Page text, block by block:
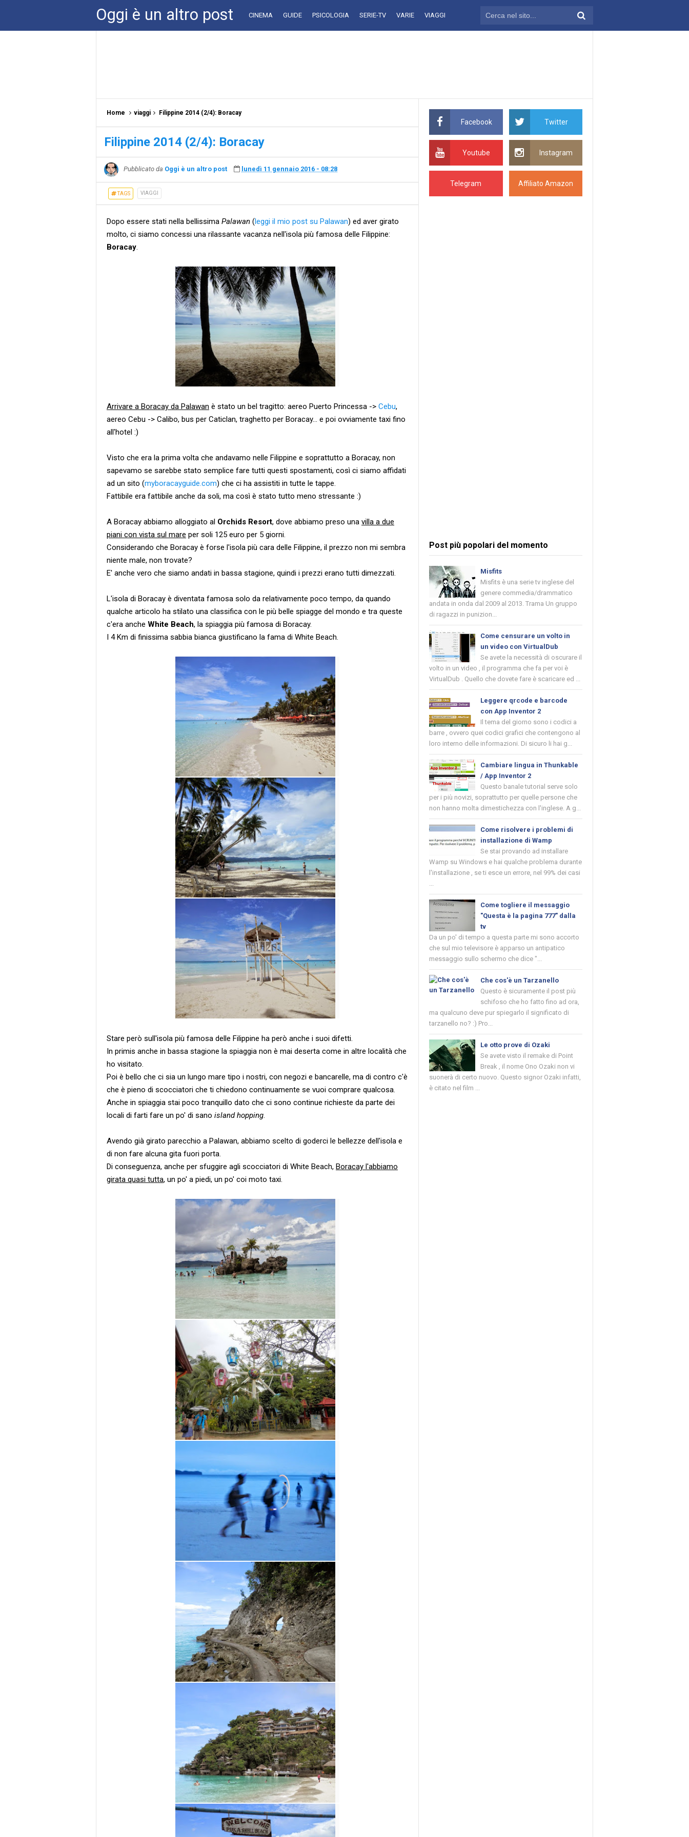
Oggi è un altro post CINEMA GUIDE PSICOLOGIA SERIE-TV VARIE VIAGGI
Home viaggi Filippine 2014 (2/4): Boracay
Filippine 2014 (2/4): Boracay
Pubblicato da Oggi è un altro post lunedì 11 gennaio 2016 - 08:28
TAGS VIAGGI
Dopo essere stati nella bellissima Palawan (leggi il mio post su Palawan) ed aver girato
molto, ci siamo concessi una rilassante vacanza nell'isola più famosa delle Filippine:
Boracay.
Arrivare a Boracay da Palawan è stato un bel tragitto: aereo Puerto Princessa -> Cebu,
aereo Cebu -> Calibo, bus per Caticlan, traghetto per Boracay... e poi ovviamente taxi fino
all'hotel :)
Visto che era la prima volta che andavamo nelle Filippine e soprattutto a Boracay, non
sapevamo se sarebbe stato semplice fare tutti questi spostamenti, così ci siamo affidati
ad un sito (myboracayguide.com) che ci ha assistiti in tutte le tappe.
Fattibile era fattibile anche da soli, ma così è stato tutto meno stressante :)
A Boracay abbiamo alloggiato al Orchids Resort, dove abbiamo preso una villa a due
piani con vista sul mare per soli 125 euro per 5 giorni.
Considerando che Boracay è forse l'isola più cara delle Filippine, il prezzo non mi sembra
niente male, non trovate?
E' anche vero che siamo andati in bassa stagione, quindi i prezzi erano tutti dimezzati.
L'isola di Boracay è diventata famosa solo da relativamente poco tempo, da quando
qualche articolo ha stilato una classifica con le più belle spiagge del mondo e tra queste
c'era anche White Beach, la spiaggia più famosa di Boracay.
I 4 Km di finissima sabbia bianca giustificano la fama di White Beach.
Stare però sull'isola più famosa delle Filippine ha però anche i suoi difetti.
In primis anche in bassa stagione la spiaggia non è mai deserta come in altre località che
ho visitato.
Poi è bello che ci sia un lungo mare tipo i nostri, con negozi e bancarelle, ma di contro c'è
che è pieno di scocciatori che ti chiedono continuamente se vuoi comprare qualcosa.
Anche in spiaggia stai poco tranquillo dato che ci sono continue richieste da parte dei
locali di farti fare un po' di sano island hopping.
Avendo già girato parecchio a Palawan, abbiamo scelto di goderci le bellezze dell'isola e
di non fare alcuna gita fuori porta.
Di conseguenza, anche per sfuggire agli scocciatori di White Beach, Boracay l'abbiamo
girata quasi tutta, un po' a piedi, un po' coi moto taxi.
Facebook Twitter
Youtube Instagram
Telegram Affiliato Amazon
Post più popolari del momento
Misfits
Misfits è una serie tv inglese del
genere commedia/drammatico
andata in onda dal 2009 al 2013. Trama Un gruppo
di ragazzi in punizion...
Come censurare un volto in
un video con VirtualDub
Se avete la necessità di oscurare il
volto in un video , il programma che fa per voi è
VirtualDub . Quello che dovete fare è scaricare ed ...
Leggere qrcode e barcode
con App Inventor 2
Il tema del giorno sono i codici a
barre , ovvero quei codici grafici che contengono al
loro interno delle informazioni. Di sicuro li hai g...
Cambiare lingua in Thunkable
/ App Inventor 2
Questo banale tutorial serve solo
per i più novizi, soprattutto per quelle persone che
non hanno molta dimestichezza con l'inglese. A g...
Come risolvere i problemi di
installazione di Wamp
Se stai provando ad installare
Wamp su Windows e hai qualche problema durante
l'installazione , se ti esce un errore, nel 99% dei casi
...
Come togliere il messaggio
"Questa è la pagina 777" dalla
tv
Da un po' di tempo a questa parte mi sono accorto
che sul mio televisore è apparso un antipatico
messaggio sullo schermo che dice "...
Che cos'è un Tarzanello
Questo è sicuramente il post più
schifoso che ho fatto fino ad ora,
ma qualcuno deve pur spiegarlo il significato di
tarzanello no? :) Pro...
Le otto prove di Ozaki
Se avete visto il remake di Point
Break , il nome Ono Ozaki non vi
suonerà di certo nuovo. Questo signor Ozaki infatti,
è citato nel film ...